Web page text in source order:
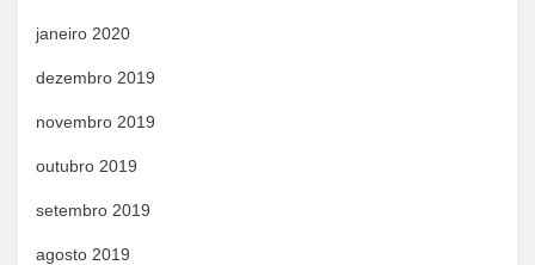
janeiro 2020
dezembro 2019
novembro 2019
outubro 2019
setembro 2019
agosto 2019